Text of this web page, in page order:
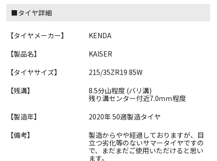
■タイヤ詳細
【タイヤメーカー】
KENDA
【製品名】
KAISER
【タイヤサイズ】
215/35ZR19 85W
【残溝】
8.5分山程度 (バリ溝)
残り溝センター付近7.0ｍｍ程度
【製造年】
2020年 50週製造タイヤ
【備考】
製造からやや経過しておりますが、目
立つ劣化等のないサマータイヤですの
で、まだまだご使用いただけると思い
ます。